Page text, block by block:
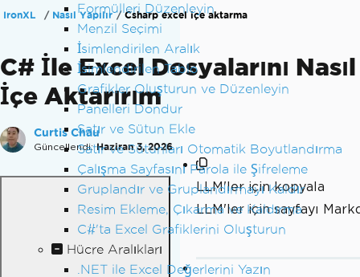
Formülleri Düzenleyin
Menzil Seçimi
İsimlendirilen Aralık
İsimlendirilen Tablo
Grafikler Oluşturun ve Düzenleyin
Panelleri Dondur
Satır ve Sütun Ekle
Satır ve Sütunları Otomatik Boyutlandırma
Çalışma Sayfasını Parola ile Şifreleme
Gruplandır ve Gruplandırmayı Kaldır
Resim Ekleme, Çıkarma ve Kaldırma
C#'ta Excel Grafiklerini Oluşturun
Hücre Aralıkları
.NET ile Excel Değerlerini Yazın
IronXL Nasıl Yapılır Csharp excel içe aktarma
C# İle Excel Dosyalarını Nasıl
İçe Aktarırım
Curtis Chau
Güncellendi: Haziran 3, 2026
LLM'ler için kopyala
LLM'ler için sayfayı